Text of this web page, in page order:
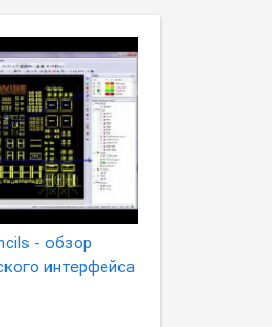
- обзор
интерфейса